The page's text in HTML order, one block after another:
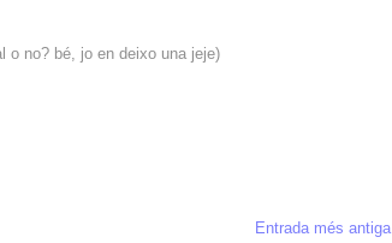
o no? bé, jo en deixo una jeje)
Entrada més antiga